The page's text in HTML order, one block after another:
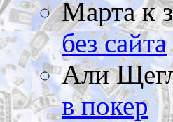
Мартак
без сайта
Али
в покер